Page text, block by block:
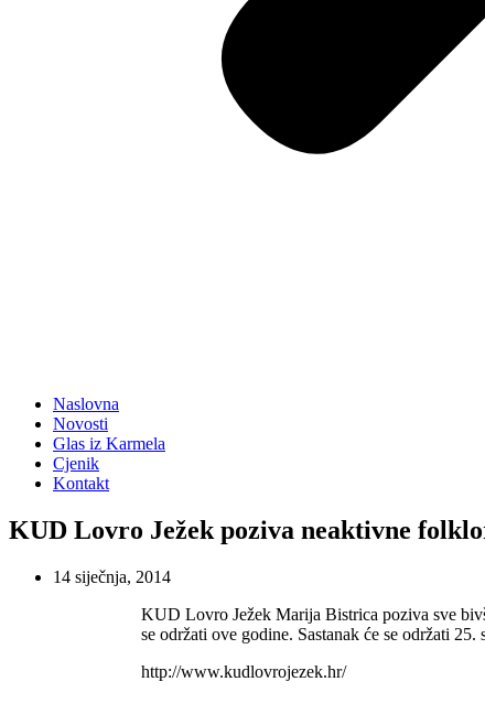
Naslovna
Novosti
Glas iz Karmela
Cjenik
Kontakt
KUD Lovro Ježek poziva neaktivne
14 siječnja, 2014
KUD Lovro Ježek Marija Bistrica poziva sve
se održati ove godine. Sastanak će se održati
http://www.kudlovrojezek.hr/